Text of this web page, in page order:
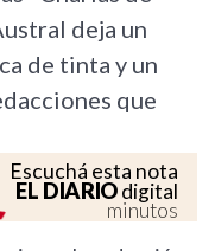
deja un
de tinta y un
que
Escuchá esta nota
EL DIARIOdigital
minutos